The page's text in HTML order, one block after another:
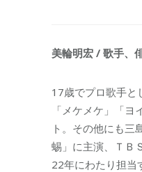
美輪明宏 / 歌手、
17歳でプロ歌手と
「メケメケ」「
ト。その他にも三
蜴」に主演、ＴＢ
22年にわたり担当